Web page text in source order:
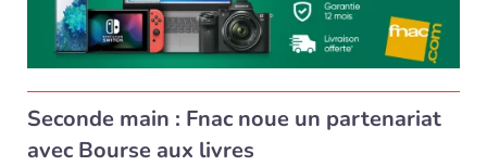
Seconde main : Fnac noue un partenariat
avec Bourse aux livres